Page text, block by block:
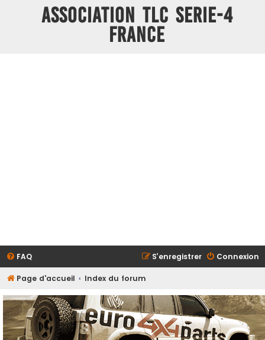
ASSOCIATION TLC SERIE-4
FRANCE
FAQ Connexion
S’enregistrer
Page d'accueil Index du forum